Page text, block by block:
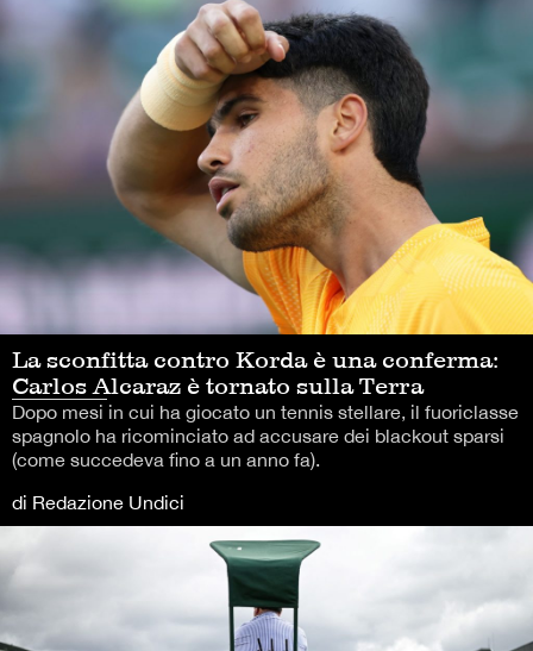
La sconfitta contro Korda è una conferma:
Carlos Alcaraz è tornato sulla Terra
Dopo mesi in cui ha giocato un tennis stellare, il fuoriclasse
spagnolo ha ricominciato ad accusare dei blackout sparsi
(come succedeva fino a un anno fa).
di Redazione Undici